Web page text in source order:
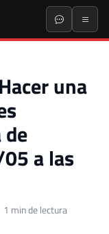
una
a las
1 min de lectura